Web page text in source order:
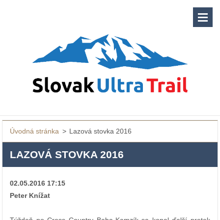
Úvodná stránka > Lazová stovka 2016
LAZOVÁ STOVKA 2016
02.05.2016 17:15
Peter Knížat